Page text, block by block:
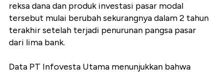
reksa dana dan produk investasi pasar modal
tersebut mulai berubah sekurangnya dalam 2 tahun
terakhir setelah terjadi penurunan pangsa pasar
dari lima bank.
Data PT Infovesta Utama menunjukkan bahwa